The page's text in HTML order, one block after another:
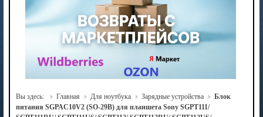
Вы здесь: Главная Для ноутбука Зарядные устройства
Блок
питания SGPAC10V2 (SO-29B) для планшета Sony SGPT111/